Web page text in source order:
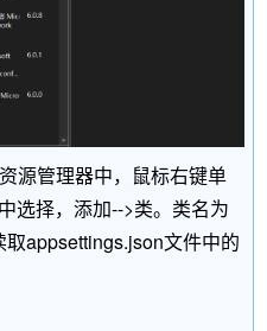
源管理器中，鼠标右键单
选择，添加-->类。类名为
appsettings.json文件中的